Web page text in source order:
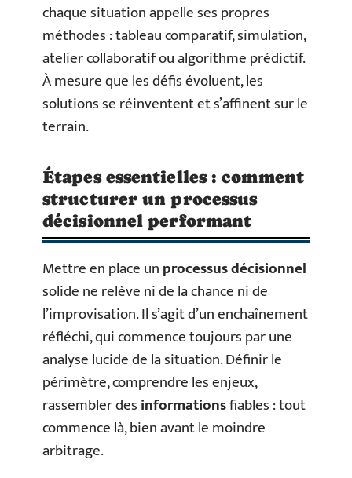
chaque situation appelle ses propres
méthodes : tableau comparatif, simulation,
atelier collaboratif ou algorithme prédictif.
À mesure que les défis évoluent, les
solutions se réinventent et s’affinent sur le
terrain.
Étapes essentielles : comment
structurer un processus
décisionnel performant
Mettre en place unprocessus décisionnel
solide ne relève ni de la chance ni de
l’improvisation. Il s’agit d’un enchaînement
réfléchi, qui commence toujours par une
analyse lucide de la situation. Définir le
périmètre, comprendre les enjeux,
rassembler desinformationsfiables : tout
commence là, bien avant le moindre
arbitrage.